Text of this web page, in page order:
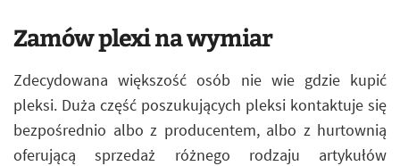
Zamów plexi na wymiar
Zdecydowana większość osób nie wie gdzie kupić
pleksi. Duża część poszukujących pleksi kontaktuje się
bezpośrednio albo z producentem, albo z hurtownią
oferującą sprzedaż różnego rodzaju artykułów